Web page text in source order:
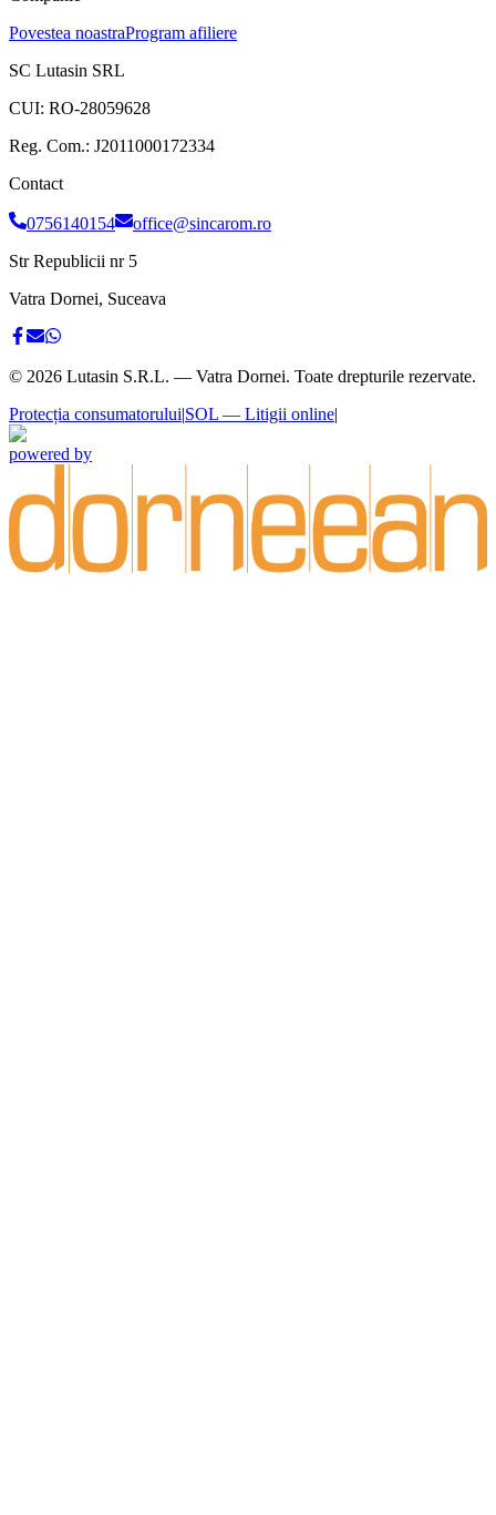
Povestea noastraProgram afiliere
SC Lutasin SRL
CUI: RO-28059628
Reg. Com.: J2011000172334
Contact
0756140154
office@sincarom.ro
Str Republicii nr 5
Vatra Dornei, Suceava
© 2026 Lutasin S.R.L. — Vatra Dornei. Toate drepturile rezervate.
Protecția consumatorului|SOL — Litigii online|
powered by